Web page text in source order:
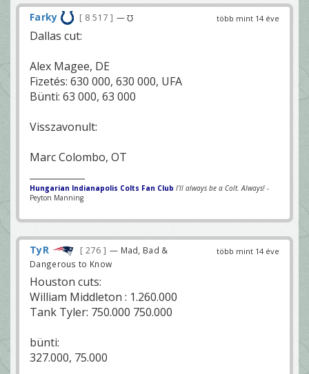
több mint 14 éve
Farky 8 517 — ℧
Dallas cut:
Alex Magee, DE
Fizetés: 630 000, 630 000, UFA
Bünti: 63 000, 63 000
Visszavonult:
Marc Colombo, OT
Hungarian Indianapolis Colts Fan Club I'll always be a Colt. Always! -
Peyton Manning
több mint 14 éve
TyR 276
— Mad, Bad &
Dangerous to Know
Houston cuts:
William Middleton : 1.260.000
Tank Tyler: 750.000 750.000
bünti:
327.000, 75.000